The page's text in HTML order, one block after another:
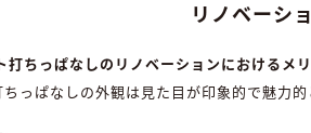
リノベーシ
打ちっぱなしのリノベーションにおけるメリ
っぱなしの外観は見た目が印象的で魅力